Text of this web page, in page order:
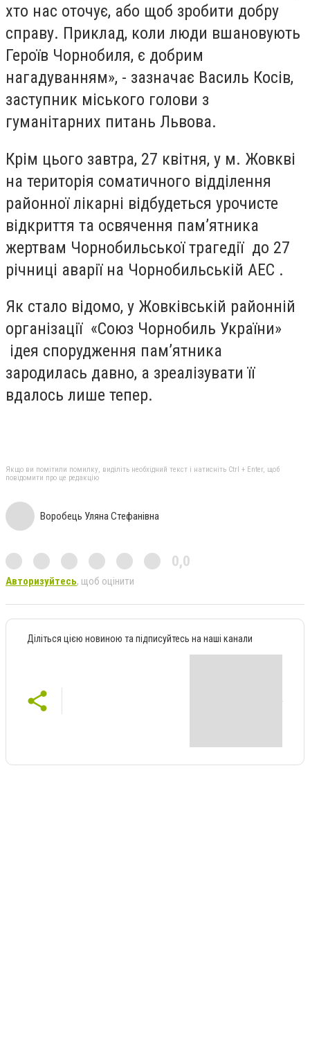
хто нас оточує, або щоб зробити добру
справу. Приклад, коли люди вшановують
Героїв Чорнобиля, є добрим
нагадуванням», - зазначає Василь Косів,
заступник міського голови з
гуманітарних питань Львова.
Крім цього завтра, 27 квітня, у м. Жовкві
на територія соматичного відділення
районної лікарні відбудеться урочисте
відкриття та освячення пам’ятника
жертвам Чорнобильської трагедії до 27
річниці аварії на Чорнобильській АЕС .
Як стало відомо, у Жовківській районній
організації «Союз Чорнобиль України»
ідея спорудження пам’ятника
зародилась давно, а зреалізувати її
вдалось лише тепер.
Якщо ви помітили помилку, виділіть необхідний текст і натисніть Ctrl + Enter, щоб
повідомити про це редакцію
Воробець Уляна Стефанівна
0,0
Авторизуйтесь, щоб оцінити
Діліться цією новиною та підписуйтесь на наші канали